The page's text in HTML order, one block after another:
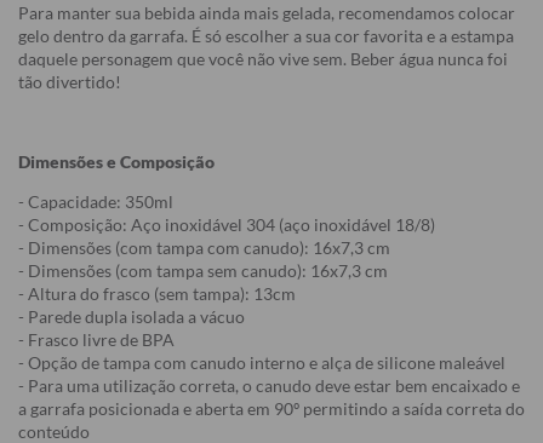
Para manter sua bebida ainda mais gelada, recomendamos colocar
gelo dentro da garrafa. É só escolher a sua cor favorita e a estampa
daquele personagem que você não vive sem. Beber água nunca foi
tão divertido!
Dimensões e Composição
- Capacidade: 350ml
- Composição: Aço inoxidável 304 (aço inoxidável 18/8)
- Dimensões (com tampa com canudo): 16x7,3 cm
- Dimensões (com tampa sem canudo): 16x7,3 cm
- Altura do frasco (sem tampa): 13cm
- Parede dupla isolada a vácuo
- Frasco livre de BPA
- Opção de tampa com canudo interno e alça de silicone maleável
- Para uma utilização correta, o canudo deve estar bem encaixado e
a garrafa posicionada e aberta em 90º permitindo a saída correta do
conteúdo